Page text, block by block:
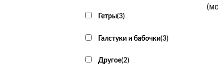
Гетры(3)
Галстуки и бабочки(3)
Другое(2)